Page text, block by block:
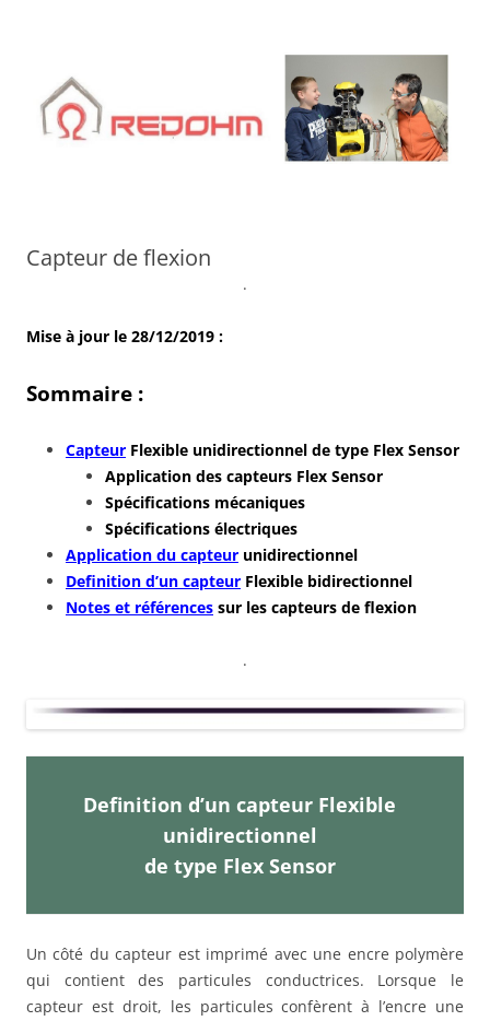
Capteur de flexion
.
Mise à jour le 28/12/2019 :
Sommaire :
Capteur Flexible unidirectionnel de type Flex Sensor
Application des capteurs Flex Sensor
Spécifications mécaniques
Spécifications électriques
Application du capteur unidirectionnel
Definition d’un capteur Flexible bidirectionnel
Notes et références sur les capteurs de flexion
.
Definition d’un capteur Flexible
unidirectionnel
de type Flex Sensor
Un côté du capteur est imprimé avec une encre polymère
qui contient des particules conductrices. Lorsque le
capteur est droit, les particules confèrent à l’encre une